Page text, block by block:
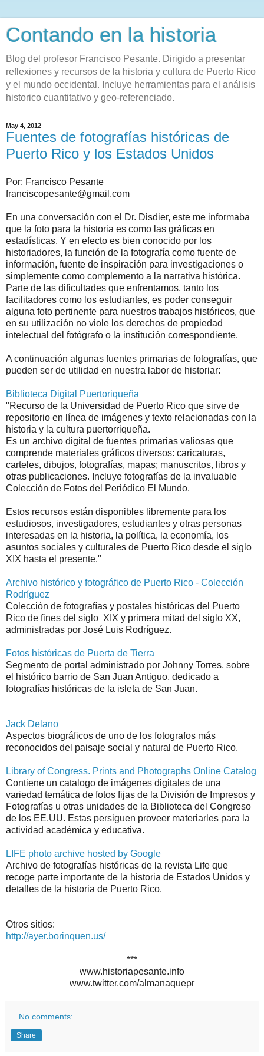
Contando en la historia
Blog del profesor Francisco Pesante. Dirigido a presentar
reflexiones y recursos de la historia y cultura de Puerto Rico
y el mundo occidental. Incluye herramientas para el análisis
historico cuantitativo y geo-referenciado.
May 4, 2012
Fuentes de fotografías históricas de
Puerto Rico y los Estados Unidos
Por: Francisco Pesante
franciscopesante@gmail.com
En una conversación con el Dr. Disdier, este me informaba
que la foto para la historia es como las gráficas en
estadísticas. Y en efecto es bien conocido por los
historiadores, la función de la fotografía como fuente de
información, fuente de inspiración para investigaciones o
simplemente como complemento a la narrativa histórica.
Parte de las dificultades que enfrentamos, tanto los
facilitadores como los estudiantes, es poder conseguir
alguna foto pertinente para nuestros trabajos históricos, que
en su utilización no viole los derechos de propiedad
intelectual del fotógrafo o la institución correspondiente.
A continuación algunas fuentes primarias de fotografías, que
pueden ser de utilidad en nuestra labor de historiar:
Biblioteca Digital Puertoriqueña
"Recurso de la Universidad de Puerto Rico que sirve de
repositorio en línea de imágenes y texto relacionadas con la
historia y la cultura puertorriqueña.
Es un archivo digital de fuentes primarias valiosas que
comprende materiales gráficos diversos: caricaturas,
carteles, dibujos, fotografías, mapas; manuscritos, libros y
otras publicaciones. Incluye fotografías de la invaluable
Colección de Fotos del Periódico El Mundo.
Estos recursos están disponibles libremente para los
estudiosos, investigadores, estudiantes y otras personas
interesadas en la historia, la política, la economía, los
asuntos sociales y culturales de Puerto Rico desde el siglo
XIX hasta el presente."
Archivo histórico y fotográfico de Puerto Rico - Colección
Rodríguez
Colección de fotografías y postales históricas del Puerto
Rico de fines del siglo XIX y primera mitad del siglo XX,
administradas por José Luis Rodríguez.
Fotos históricas de Puerta de Tierra
Segmento de portal administrado por Johnny Torres, sobre
el histórico barrio de San Juan Antiguo, dedicado a
fotografías históricas de la isleta de San Juan.
Jack Delano
Aspectos biográficos de uno de los fotografos más
reconocidos del paisaje social y natural de Puerto Rico.
Library of Congress. Prints and Photographs Online Catalog
Contiene un catalogo de imágenes digitales de una
variedad temática de fotos fijas de la División de Impresos y
Fotografías u otras unidades de la Biblioteca del Congreso
de los EE.UU. Estas persiguen proveer materiarles para la
actividad académica y educativa.
LIFE photo archive hosted by Google
Archivo de fotografías históricas de la revista Life que
recoge parte importante de la historia de Estados Unidos y
detalles de la historia de Puerto Rico.
Otros sitios:
http://ayer.borinquen.us/
***
www.historiapesante.info
www.twitter.com/almanaquepr
No comments:
Share